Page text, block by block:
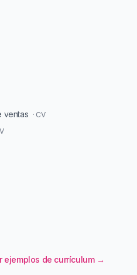
ventas · CV
ejemplos de currículum →